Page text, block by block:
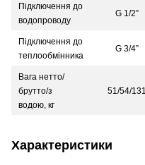
Підключення до
водопроводу
G 1/2”
Підключення до
теплообмінника
G 3/4”
Вага нетто/
брутто/з
водою, кг
51/54/131
Характеристики